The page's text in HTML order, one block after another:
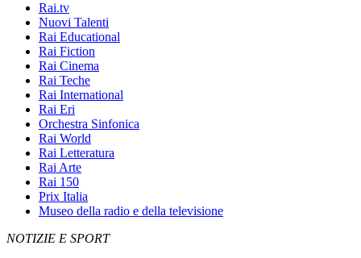
Rai.tv
Nuovi Talenti
Rai Educational
Rai Fiction
Rai Cinema
Rai Teche
Rai International
Rai Eri
Orchestra Sinfonica
Rai World
Rai Letteratura
Rai Arte
Rai 150
Prix Italia
Museo della radio e della televisione
NOTIZIE E SPORT